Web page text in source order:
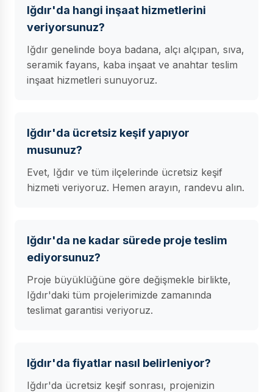
Iğdır'da hangi inşaat hizmetlerini
veriyorsunuz?
Iğdır genelinde boya badana, alçı alçıpan, sıva,
seramik fayans, kaba inşaat ve anahtar teslim
inşaat hizmetleri sunuyoruz.
Iğdır'da ücretsiz keşif yapıyor
musunuz?
Evet, Iğdır ve tüm ilçelerinde ücretsiz keşif
hizmeti veriyoruz. Hemen arayın, randevu alın.
Iğdır'da ne kadar sürede proje teslim
ediyorsunuz?
Proje büyüklüğüne göre değişmekle birlikte,
Iğdır'daki tüm projelerimizde zamanında
teslimat garantisi veriyoruz.
Iğdır'da fiyatlar nasıl belirleniyor?
Iğdır'da ücretsiz keşif sonrası, projenizin